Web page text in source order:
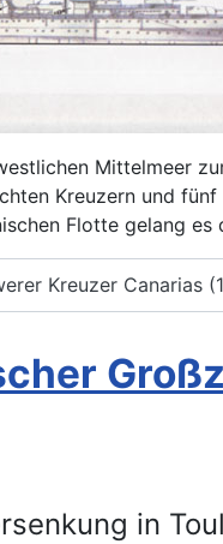
Mittelmeer
Kreuzern und
Flotte gelang es
Kreuzer Canarias
in